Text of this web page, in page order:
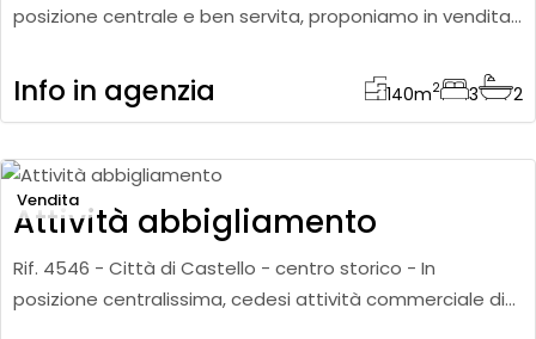
posizione centrale e ben servita, proponiamo in vendita
una pal
Info in agenzia 140m2 3 2
Vendita
Attività abbigliamento
Rif. 4546 - Città di Castello - centro storico - In
posizione centralissima, cedesi attività commerciale di